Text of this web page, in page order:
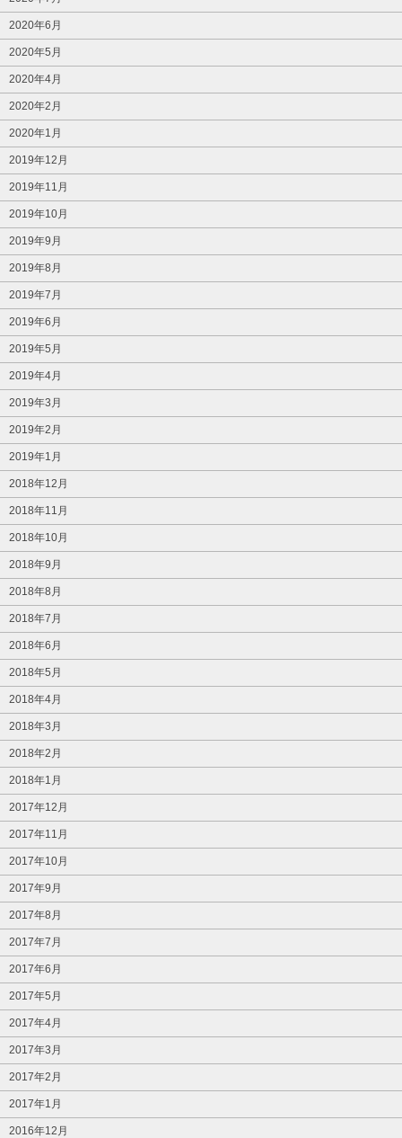
2020年6月
2020年5月
2020年4月
2020年2月
2020年1月
2019年12月
2019年11月
2019年10月
2019年9月
2019年8月
2019年7月
2019年6月
2019年5月
2019年4月
2019年3月
2019年2月
2019年1月
2018年12月
2018年11月
2018年10月
2018年9月
2018年8月
2018年7月
2018年6月
2018年5月
2018年4月
2018年3月
2018年2月
2018年1月
2017年12月
2017年11月
2017年10月
2017年9月
2017年8月
2017年7月
2017年6月
2017年5月
2017年4月
2017年3月
2017年2月
2017年1月
2016年12月